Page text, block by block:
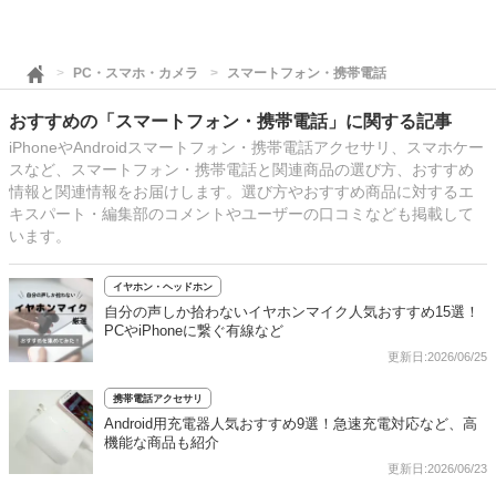
PC・スマホ・カメラ スマートフォン・携帯電話
おすすめの「スマートフォン・携帯電話」に関する記事
iPhoneやAndroidスマートフォン・携帯電話アクセサリ、スマホケー
スなど、スマートフォン・携帯電話と関連商品の選び方、おすすめ
情報と関連情報をお届けします。選び方やおすすめ商品に対するエ
キスパート・編集部のコメントやユーザーの口コミなども掲載して
います。
イヤホン・ヘッドホン
自分の声しか拾わないイヤホンマイク人気おすすめ15選！
PCやiPhoneに繋ぐ有線など
更新日:2026/06/25
携帯電話アクセサリ
Android用充電器人気おすすめ9選！急速充電対応など、高
機能な商品も紹介
更新日:2026/06/23